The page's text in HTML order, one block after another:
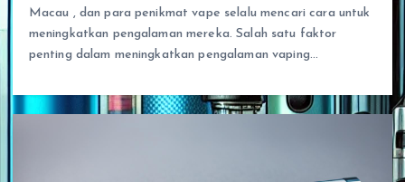
Macau , dan para penikmat vape selalu mencari cara untuk
meningkatkan pengalaman mereka. Salah satu faktor
penting dalam meningkatkan pengalaman vaping…